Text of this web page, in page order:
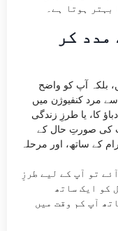
ہوتا ہے۔
کر
بلکہ آپ کو واضح
مرد کنفیوژن میں
کا، یا طرزِ زندگی
آپ کی صورتِ حال کے
کے ساتھ، اور مرحلہ
تو آپ کے لیے طرزِ
کو ایک ساتھ
آپ کم وقت میں